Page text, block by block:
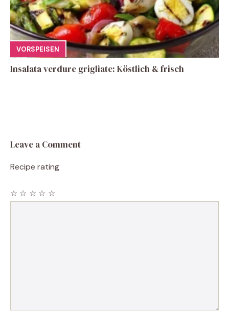
VORSPEISEN
Insalata verdure grigliate: Köstlich & frisch
Leave a Comment
Recipe rating
☆
☆
☆
☆
☆